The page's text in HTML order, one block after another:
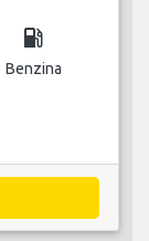
local_gas_station
Benzina